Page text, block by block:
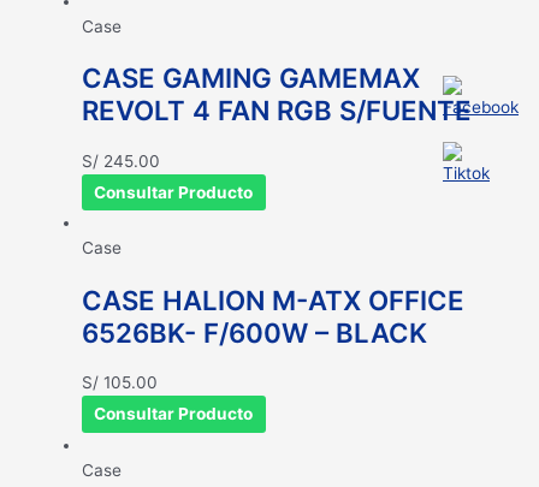
Case
CASE GAMING GAMEMAX
REVOLT 4 FAN RGB S/FUENTE
S/ 245.00
Consultar Producto
Case
CASE HALION M-ATX OFFICE
6526BK- F/600W – BLACK
S/ 105.00
Consultar Producto
Case